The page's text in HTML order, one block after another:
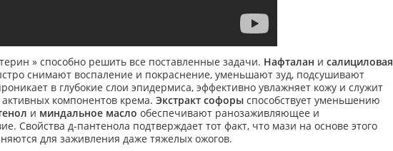
» способно решить все поставленные задачи. Нафталан и салициловая
снимают воспаление и покраснение, уменьшают зуд, подсушивают
в глубокие слои эпидермиса, эффективно увлажняет кожу и служит
компонентов крема. Экстракт софоры способствует уменьшению
и миндальное масло обеспечивают ранозаживляющее и
Свойства д-пантенола подтверждает тот факт, что мази на основе этого
для заживления даже тяжелых ожогов.